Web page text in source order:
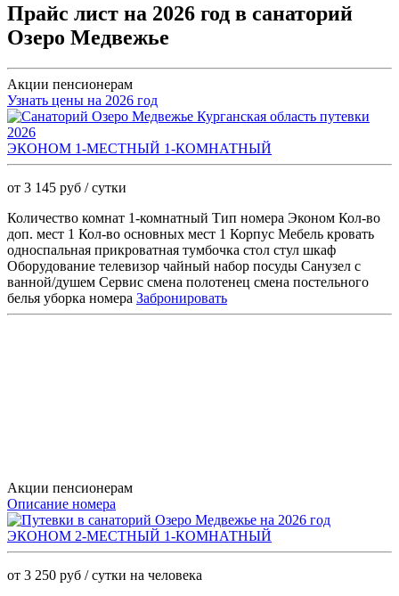
Прайс лист на 2026 год в санаторий
Озеро Медвежье
Акции пенсионерам
Узнать цены на 2026 год
ЭКОНОМ 1-МЕСТНЫЙ 1-КОМНАТНЫЙ
от 3 145 руб / сутки
Количество комнат 1-комнатный Тип номера Эконом Кол-во
доп. мест 1 Кол-во основных мест 1 Корпус Мебель кровать
односпальная прикроватная тумбочка стол стул шкаф
Оборудование телевизор чайный набор посуды Санузел с
ванной/душем Сервис смена полотенец смена постельного
белья уборка номера Забронировать
Акции пенсионерам
Описание номера
ЭКОНОМ 2-МЕСТНЫЙ 1-КОМНАТНЫЙ
от 3 250 руб / сутки на человека